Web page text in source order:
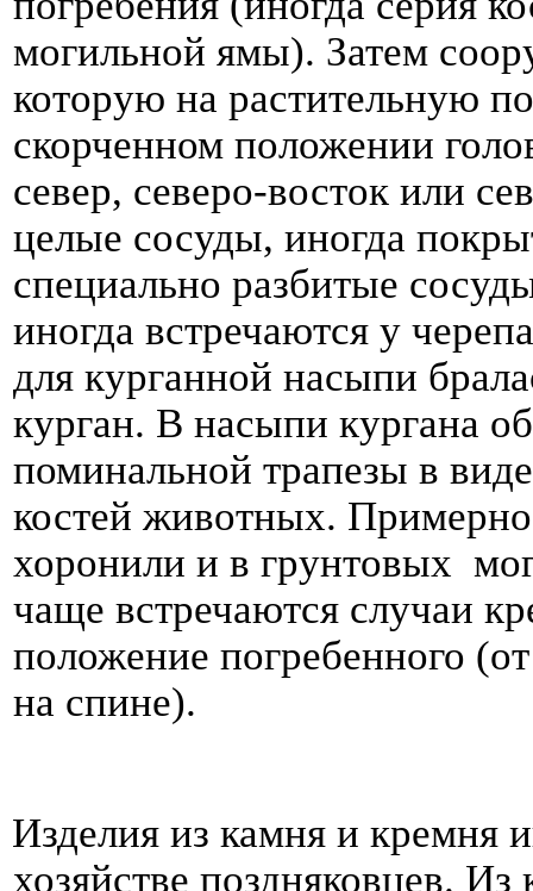
могильной ямы). Затем
которую на растительную
скорченном положении
север, северо-восток или
целые сосуды, иногда
специально разбитые
иногда встречаются у
для курганной насыпи
курган. В насыпи кургана
поминальной трапезы в
костей животных.
хоронили и в грунтовых
чаще встречаются случаи
положение погребенного
на спине).
Изделия из камня и кремня
хозяйстве поздняковцев.